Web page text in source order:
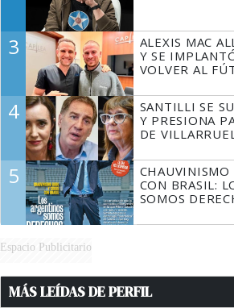
3
ALEXIS MAC
Y SE
VOLVER AL
4
SANTILLI SE
Y PRESIONA
DE VILLARRUEL
5
CHAUVINISMO
CON BRASIL:
SOMOS
Espacio Publicitario
MÁS LEÍDAS DE PERFIL